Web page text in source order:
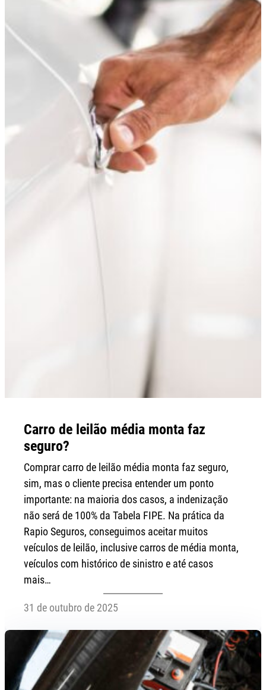
Carro de leilão média monta faz
seguro?
Comprar carro de leilão média monta faz seguro,
sim, mas o cliente precisa entender um ponto
importante: na maioria dos casos, a indenização
não será de 100% da Tabela FIPE. Na prática da
Rapio Seguros, conseguimos aceitar muitos
veículos de leilão, inclusive carros de média monta,
veículos com histórico de sinistro e até casos
mais…
31 de outubro de 2025